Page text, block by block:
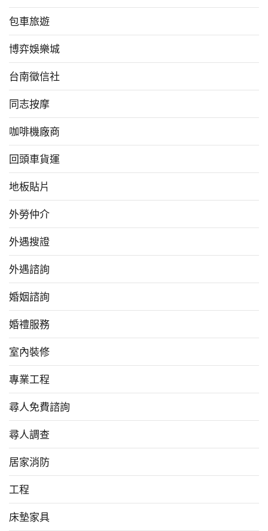
包車旅遊
博弈娛樂城
台南徵信社
同志按摩
咖啡機廠商
回頭車貨運
地板貼片
外勞仲介
外遇搜證
外遇諮詢
婚姻諮詢
婚禮服務
室內裝修
專業工程
尋人免費諮詢
尋人調查
居家消防
工程
床墊家具